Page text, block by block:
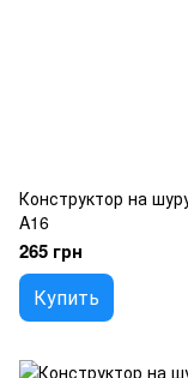
Конструктор на
A16
265 грн
Купить